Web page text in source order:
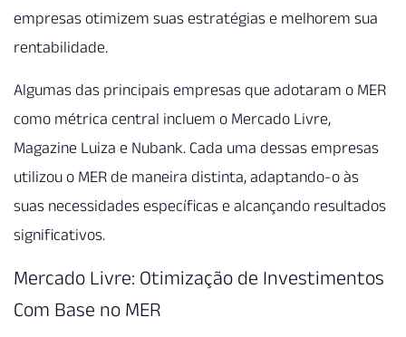
empresas otimizem suas estratégias e melhorem sua
rentabilidade.
Algumas das principais empresas que adotaram o MER
como métrica central incluem o Mercado Livre,
Magazine Luiza e Nubank. Cada uma dessas empresas
utilizou o MER de maneira distinta, adaptando-o às
suas necessidades específicas e alcançando resultados
significativos.
Mercado Livre: Otimização de Investimentos
Com Base no MER